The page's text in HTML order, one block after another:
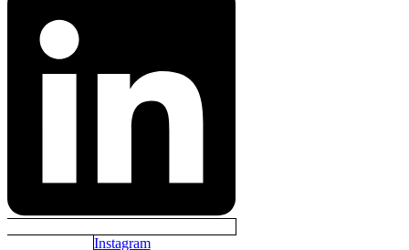
Instagram